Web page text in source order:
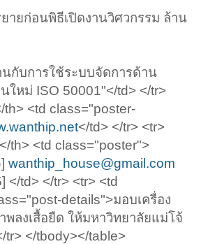
ายก่อนพิธีเปิดงานวิศวกรรม ล้าน
นกับการใช้ระบบจัดการด้าน
ใหม่ ISO 50001"</td> </tr>
th> <td class="poster-
</td> </tr> <tr>
th> <td class="poster">
wanthip_house@gmail.com
</td> </tr> <tr> <td
details">มอบเครื่อง
พลงเสื้อยืด ให้มหาวิทยาลัยแม่โจ้
tr> </tbody></table>